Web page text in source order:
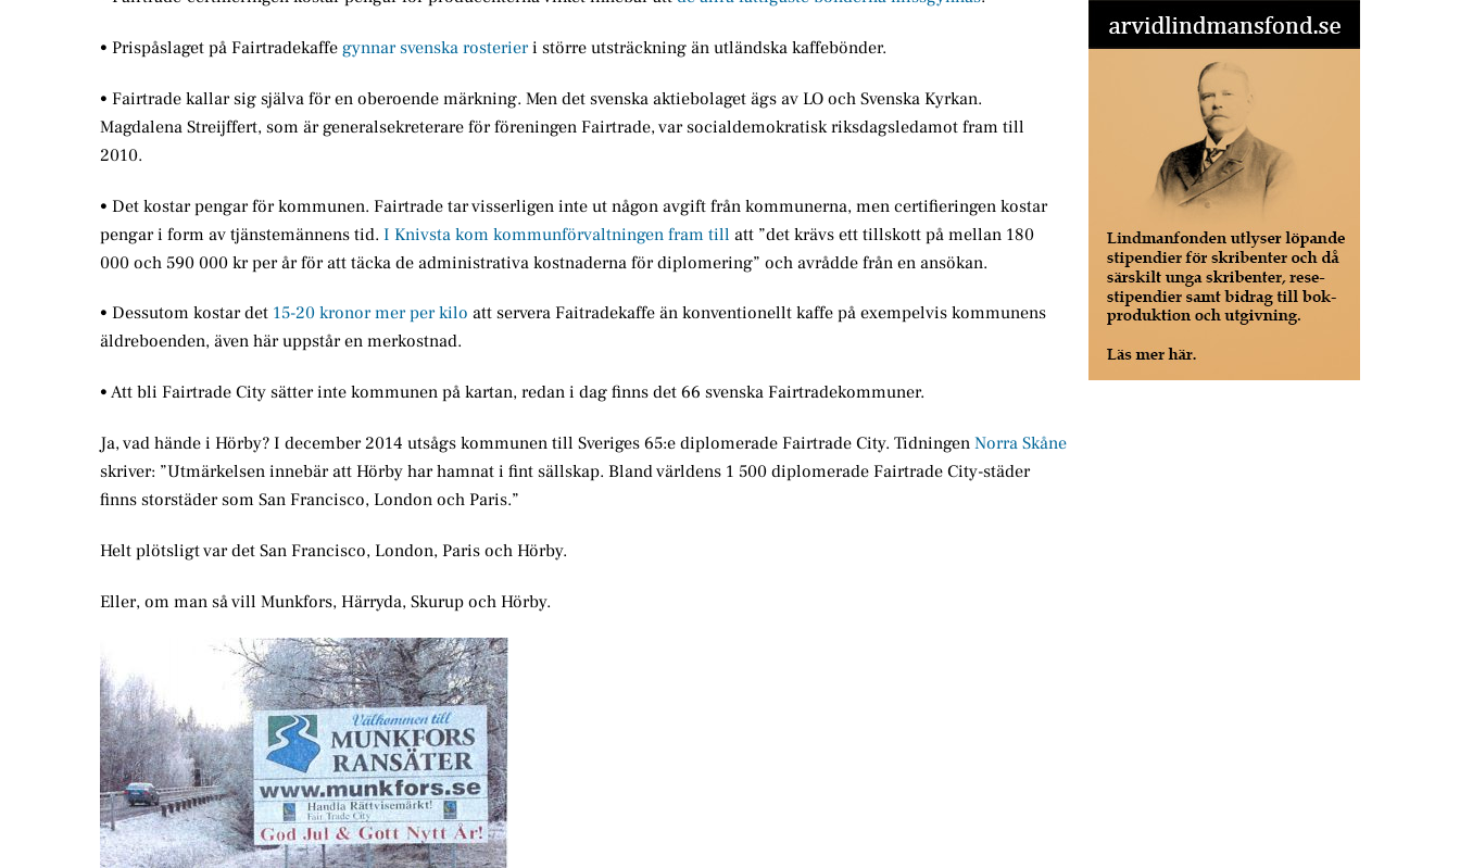
• Prispåslaget på Fairtradekaffe gynnar svenska rosterieri större utsträckning än utländska kaffebönder.
• Fairtrade kallar sig själva för en oberoende märkning. Men det svenska aktiebolaget ägs av LO och Svenska Kyrkan.
Magdalena Streijffert, som är generalsekreterare för föreningen Fairtrade, var socialdemokratisk riksdagsledamot fram till
2010.
• Det kostar pengar för kommunen. Fairtrade tar visserligen inte ut någon avgift från kommunerna, men certifieringen kostar
pengar i form av tjänstemännens tid. I Knivsta kom kommunförvaltningen fram till att ”det krävs ett tillskott på mellan 180
000 och 590 000 kr per år för att täcka de administrativa kostnaderna för diplomering” och avrådde från en ansökan.
• Dessutom kostar det 15-20 kronor mer per kilo att servera Faitradekaffe än konventionellt kaffe på exempelvis kommunens
äldreboenden, även här uppstår en merkostnad.
• Att bli Fairtrade City sätter inte kommunen på kartan, redan i dag finns det 66 svenska Fairtradekommuner.
Ja, vad hände i Hörby? I december 2014 utsågs kommunen till Sveriges 65:e diplomerade Fairtrade City. Tidningen Norra Skåne
skriver: ”Utmärkelsen innebär att Hörby har hamnat i fint sällskap. Bland världens 1 500 diplomerade Fairtrade City-städer
finns storstäder som San Francisco, London och Paris.”
Helt plötsligt var det San Francisco, London, Paris och Hörby.
Eller, om man så vill Munkfors, Härryda, Skurup och Hörby.